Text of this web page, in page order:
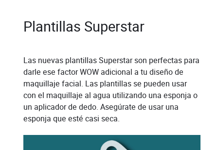
Plantillas Superstar
Las nuevas plantillas Superstar son perfectas para
darle ese factor WOW adicional a tu diseño de
maquillaje facial. Las plantillas se pueden usar
con el maquillaje al agua utilizando una esponja o
un aplicador de dedo. Asegúrate de usar una
esponja que esté casi seca.